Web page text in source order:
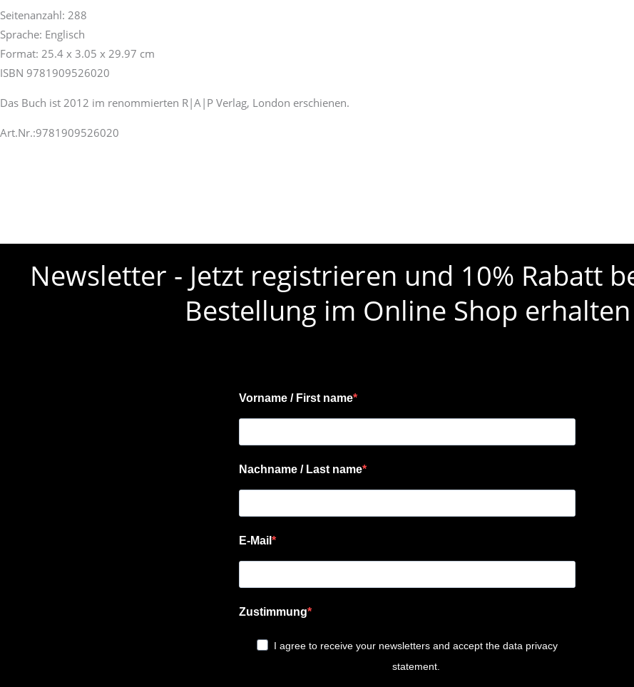
Seitenanzahl: 288
Sprache: Englisch
Format: 25.4 x 3.05 x 29.97 cm
ISBN 9781909526020
Das Buch ist 2012 im renommierten R|A|P Verlag, London erschienen.
Art.Nr.:9781909526020
Newsletter - Jetzt registrieren und 10% Rabatt
Bestellung im Online Shop erhalten
Vorname / First name
Nachname / Last name
E-Mail
Zustimmung
I agree to receive your newsletters and accept the data privacy
statement.